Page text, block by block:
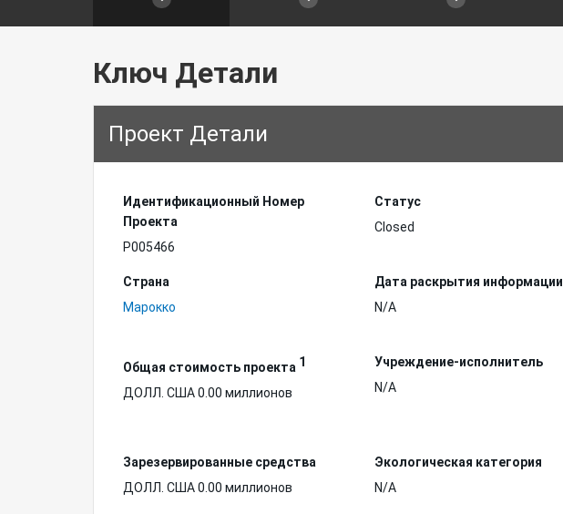
Ключ Детали
Проект Детали
Идентификационный Hомер
Проекта
P005466
Статус
Closed
Страна
Марокко
Дата раскрытия информации
N/A
Общая стоимость проекта 1
ДОЛЛ. США 0.00 миллионов
Учреждение-исполнитель
N/A
Зарезервированные средства
ДОЛЛ. США 0.00 миллионов
Экологическая категория
N/A